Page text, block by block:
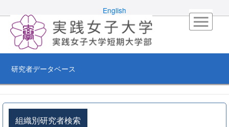
English
研究者データベース
組織別研究者検索